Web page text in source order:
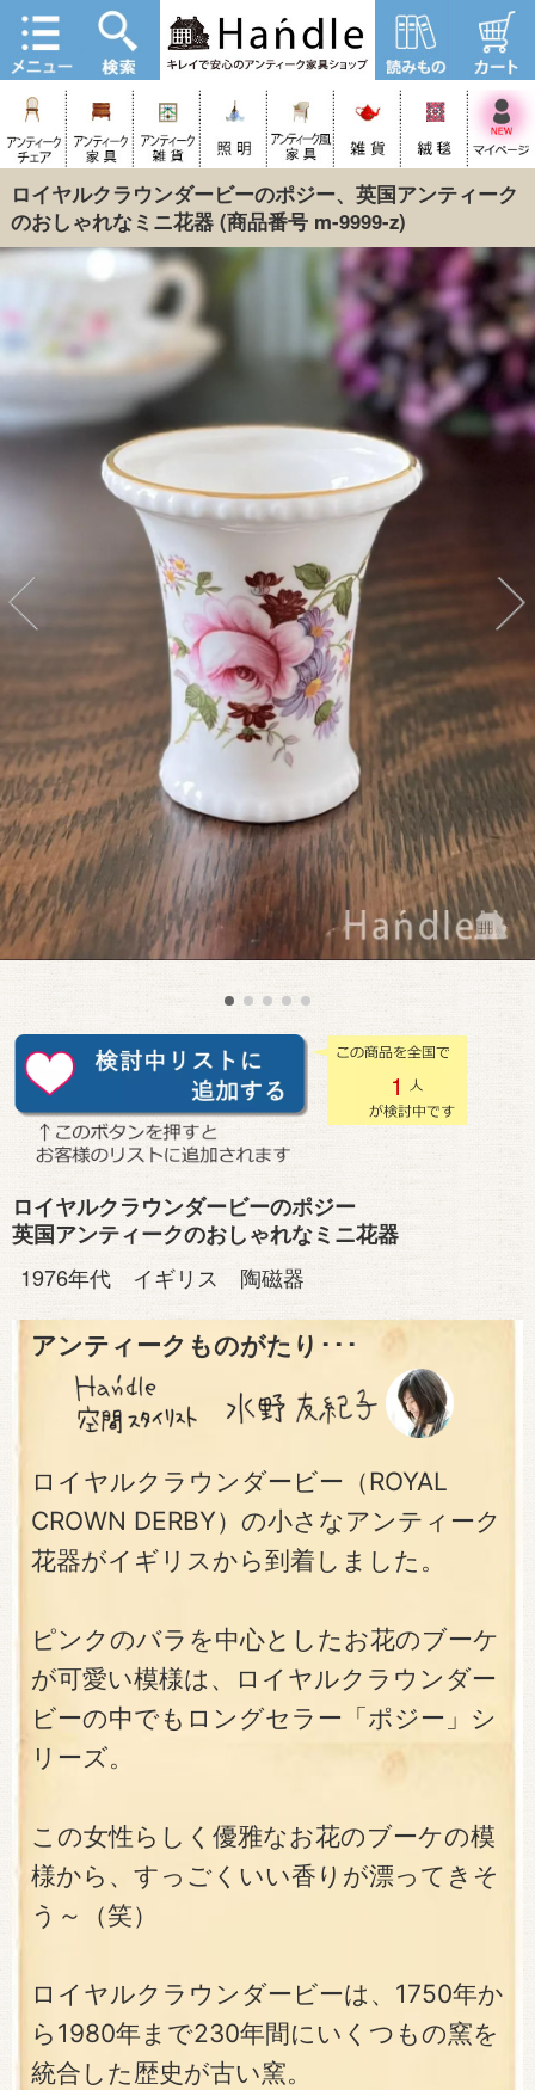
ロイヤルクラウンダービーのポジー、英国アンティーク
のおしゃれなミニ花器(商品番号 m-9999-z)
1
ロイヤルクラウンダービーのポジー
英国アンティークのおしゃれなミニ花器
1976年代 イギリス 陶磁器
アンティークものがたり･･･
ロイヤルクラウンダービー（ROYAL
CROWN DERBY）の小さなアンティーク
花器がイギリスから到着しました。
ピンクのバラを中心としたお花のブーケ
が可愛い模様は、ロイヤルクラウンダー
ビーの中でもロングセラー「ポジー」シ
リーズ。
この女性らしく優雅なお花のブーケの模
様から、すっごくいい香りが漂ってきそ
う～（笑）
ロイヤルクラウンダービーは、1750年か
ら1980年まで230年間にいくつもの窯を
統合した歴史が古い窯。